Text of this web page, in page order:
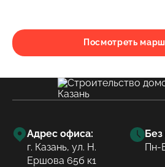
Посмотреть
Адрес офиса:
г. Казань, ул. Н.
Ершова 65б к1
Без
Пн-